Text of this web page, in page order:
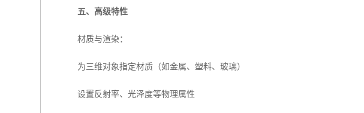
五、高级特性
材质与渲染：
为三维对象指定材质（如金属、塑料、玻璃）
设置反射率、光泽度等物理属性